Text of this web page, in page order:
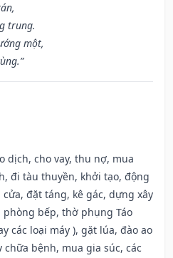
trung.
một,
dịch, cho vay, thu nợ, mua
đi tàu thuyền, khởi tạo, động
đặt táng, kê gác, dựng xây
phòng bếp, thờ phụng Táo
các loại máy ), gặt lúa, đào ao
bệnh, mua gia súc, các